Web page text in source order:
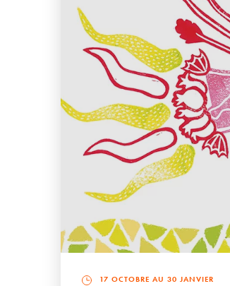
17 OCTOBRE AU 30 JANVIER